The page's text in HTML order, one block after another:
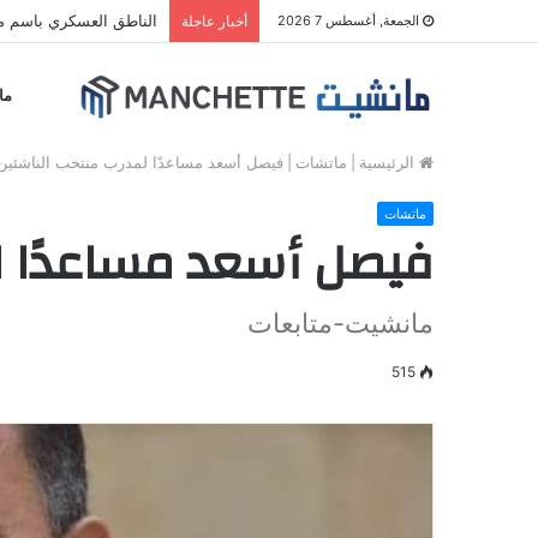
الجمعة, أغسطس 7 2026 أخبار عاجلة الناطق العسكري باسم
الرئيسية ماتشات فيصل أسعد مساعدًا لمدرب منتخب
ماتشات
فيصل أسعد مساعدًا
مانشيت-متابعات
515